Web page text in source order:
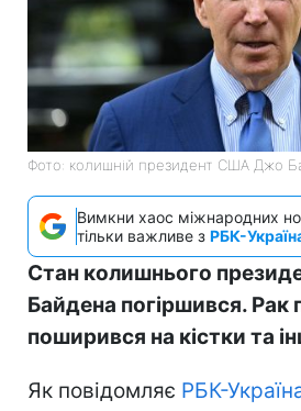
Фото: колишній президент США Джо
Вимкни хаос міжнародних
тільки важливе з РБК-
Стан колишнього
Байдена погіршився. Рак
поширився на кістки та
Як повідомляє РБК-